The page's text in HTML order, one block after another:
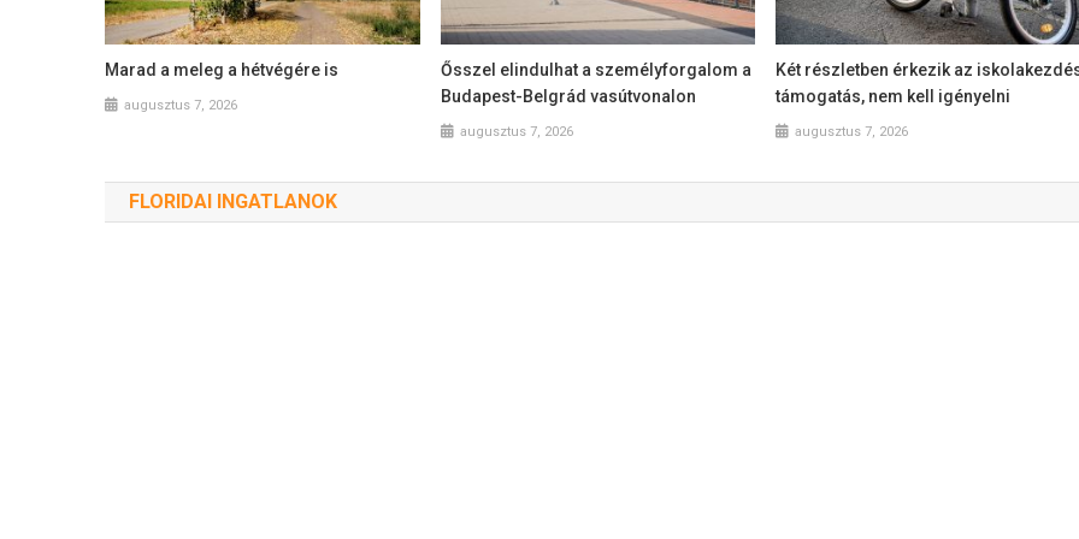
Marad a meleg a hétvégére is
augusztus 7, 2026
Ősszel elindulhat a személyforgalom a
Budapest-Belgrád vasútvonalon
augusztus 7, 2026
Két részletben érkezik az
támogatás, nem kell igényelni
augusztus 7, 2026
FLORIDAI INGATLANOK